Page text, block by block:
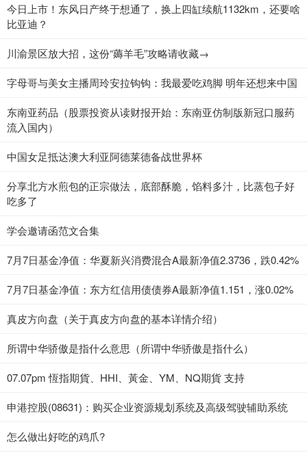
今日上市！东风日产终于想通了，换上四缸续航1132km，还要啥
比亚迪？
川渝景区放大招，这份“薅羊毛”攻略请收藏→
字母哥与美女主播周玲安拉钩钩：我最爱吃鸡脚 明年还想来中国
东南亚药品（股票投资从读财报开始：东南亚仿制版新冠口服药
流入国内）
中国女足抵达澳大利亚阿德莱德备战世界杯
分享北方水煎包的正宗做法，底部酥脆，馅料多汁，比蒸包子好
吃多了
学会邀请函范文合集
7月7日基金净值：华夏新兴消费混合A最新净值2.3736，跌0.42%
7月7日基金净值：东方红信用债债券A最新净值1.151，涨0.02%
真皮方向盘（关于真皮方向盘的基本详情介绍）
所谓中华骄傲是指什么意思（所谓中华骄傲是指什么）
07.07pm 恆指期貨、HHI、黃金、YM、NQ期貨 支持
申港控股(08631)：购买企业资源规划系统及高级驾驶辅助系统
怎么做出好吃的鸡爪?